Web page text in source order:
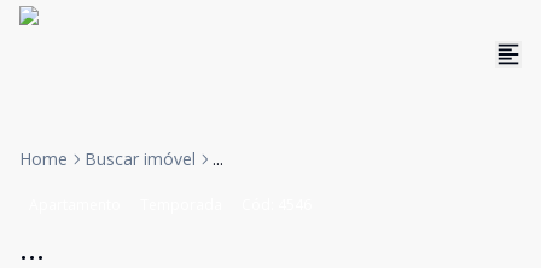
Home Buscar imóvel ...
...